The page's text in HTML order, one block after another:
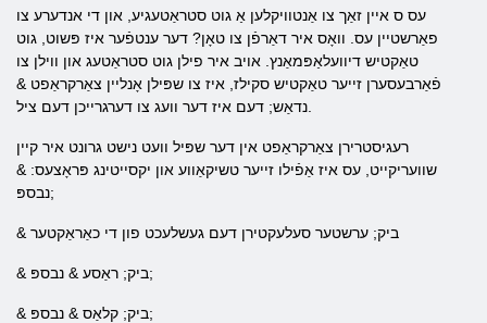
עס ס איין זאַך צו אַנטוויקלען אַ גוט סטראַטעגיע, און די אנדערע צו
פאַרשטיין עס. וואָס איר דאַרפֿן צו טאָן? דער ענטפֿער איז פּשוט, גוט
טאַקטיש דיוועלאַפּמאַנץ. אויב איר פילן גוט סטראַטעג און ווילן צו
פֿאַרבעסערן זייער טאַקטיש סקילז, איז צו שפּילן אָנליין צאַרקראַפט &
רעגיסטרירן צאַרקראַפט אין דער שפּיל וועט נישט גרונט איר קיין
שוועריקייט, עס איז אַפֿילו זייער טשיקאַווע און יקסייטינג פּראָצעס: &
נבספּ;
& ביק; ערשטער סעלעקטירן דעם געשלעכט פון די כאַראַקטער
& ביק; ראַסע & נבספּ;
& ביק; קלאַס & נבספּ;